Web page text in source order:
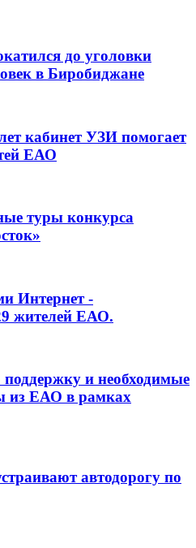
до уголовки
в Биробиджане
кабинет УЗИ помогает
ЕАО
туры конкурса
Интернет -
жителей ЕАО.
и необходимые
из ЕАО в рамках
автодорогу по